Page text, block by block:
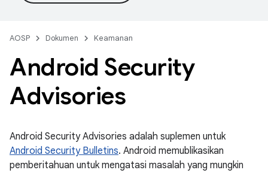
AOSP Dokumen Keamanan
Android Security
Advisories
Android Security Advisories adalah suplemen untuk
Android Security Bulletins. Android memublikasikan
pemberitahuan untuk mengatasi masalah yang mungkin